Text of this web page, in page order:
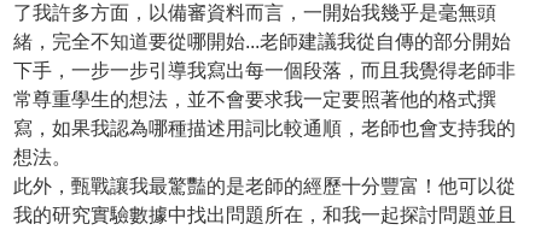
了我許多方面，以備審資料而言，一開始我幾乎是毫無頭
緒，完全不知道要從哪開始...老師建議我從自傳的部分開始
下手，一步一步引導我寫出每一個段落，而且我覺得老師非
常尊重學生的想法，並不會要求我一定要照著他的格式撰
寫，如果我認為哪種描述用詞比較通順，老師也會支持我的
想法。
此外，甄戰讓我最驚豔的是老師的經歷十分豐富！他可以從
我的研究實驗數據中找出問題所在，和我一起探討問題並且